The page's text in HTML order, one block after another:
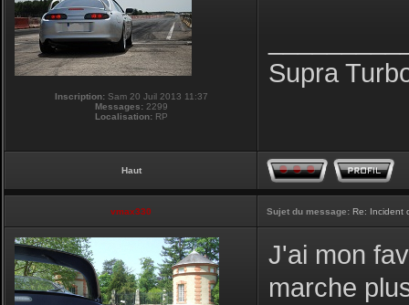
Inscription:Sam 20 Juil 2013 11:37
Messages:2299
Localisation:RP
Supra
Haut
vmax330 Sujet du message: Re: Incident
J'ai mon
marche